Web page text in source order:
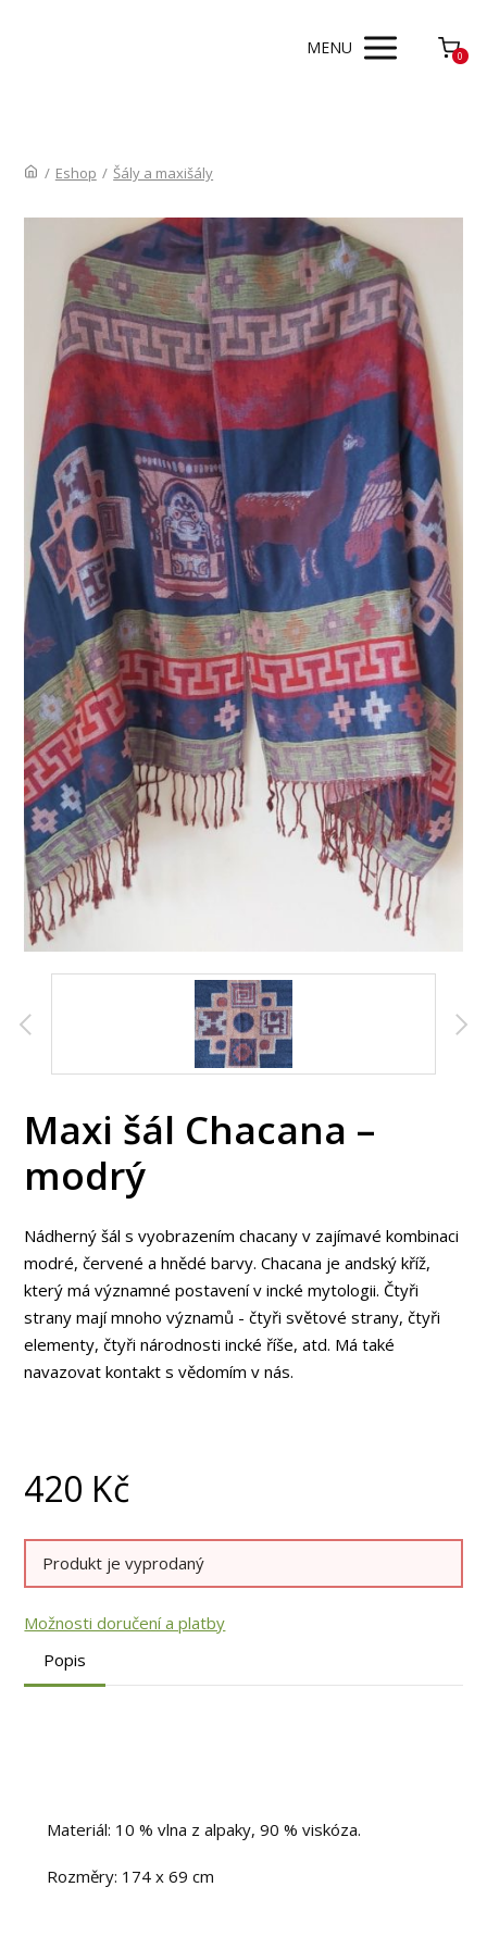
MENU 0
/ Eshop / Šály a maxišály
Maxi šál Chacana –
modrý
Nádherný šál s vyobrazením chacany v zajímavé kombinaci
modré, červené a hnědé barvy. Chacana je andský kříž,
který má významné postavení v incké mytologii. Čtyři
strany mají mnoho významů - čtyři světové strany, čtyři
elementy, čtyři národnosti incké říše, atd. Má také
navazovat kontakt s vědomím v nás.
420 Kč
Produkt je vyprodaný
Možnosti doručení a platby
Popis
Materiál: 10 % vlna z alpaky, 90 % viskóza.
Rozměry: 174 x 69 cm